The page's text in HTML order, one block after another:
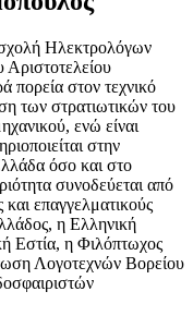
Ηλεκτρολόγων
πορεία στον τεχνικό
των στρατιωτικών του
ενώ είναι
στην
όσο και στο
συνοδεύεται από
επαγγελματικούς
η Ελληνική
Εστία, η Φιλόπτωχος
Λογοτεχνών Βορείου